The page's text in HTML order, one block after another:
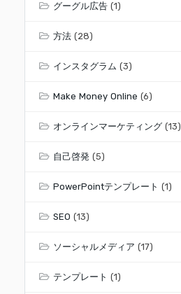
グーグル広告 (1)
方法 (28)
インスタグラム (3)
Make Money Online (6)
オンラインマーケティング (13)
自己啓発 (5)
PowerPointテンプレート (1)
SEO (13)
ソーシャルメディア (17)
テンプレート (1)